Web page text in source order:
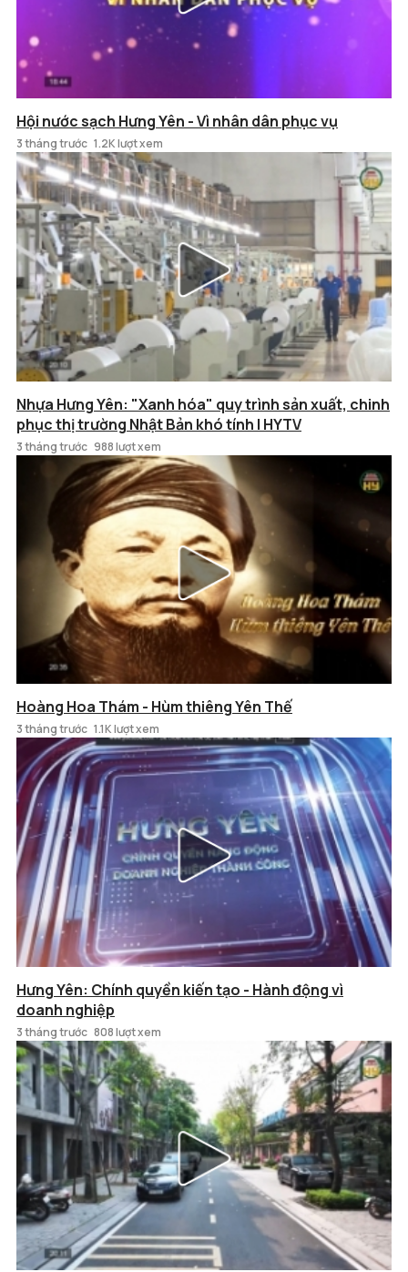
Hội nước sạch Hưng Yên - Vì nhân dân phục vụ
3 tháng trước 1.2K lượt xem
Nhựa Hưng Yên: "Xanh hóa" quy trình sản xuất, chinh
phục thị trường Nhật Bản khó tính | HYTV
3 tháng trước 988 lượt xem
Hoàng Hoa Thám - Hùm thiêng Yên Thế
3 tháng trước 1.1K lượt xem
Hưng Yên: Chính quyền kiến tạo - Hành động vì
doanh nghiệp
3 tháng trước 808 lượt xem